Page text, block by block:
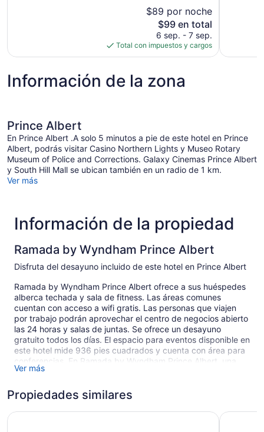
$89 por noche
El
precio
actual
es
$99
$99 en total
6 sep. - 7 sep.
Total con impuestos y cargos
Información de la zona
Prince Albert
En Prince Albert .A solo 5 minutos a pie de este hotel en Prince
Albert, podrás visitar Casino Northern Lights y Museo Rotary
Museum of Police and Corrections. Galaxy Cinemas Prince Albert
y South Hill Mall se ubican también en un radio de 1 km.
Ver más
Información de la propiedad
Ramada by Wyndham Prince Albert
Disfruta del desayuno incluido de este hotel en Prince Albert
Ramada by Wyndham Prince Albert ofrece a sus huéspedes
alberca techada y sala de fitness. Las áreas comunes
cuentan con acceso a wifi gratis. Las personas que viajen
por trabajo podrán aprovechar el centro de negocios abierto
las 24 horas y salas de juntas. Se ofrece un desayuno
gratuito todos los días. El espacio para eventos disponible en
este hotel mide 936 pies cuadrados y cuenta con área para
conferencias. En Ramada by Wyndham Prince Albert, una
propiedad de negocios, las instalaciones incluyen también
lavandería. Dispone de estacionamiento gratuito.
Toma en cuenta que no se permite fumar en este hotel en
Ver más
Propiedades similares
Travelodge by Wyndham Prince Albert Comfort